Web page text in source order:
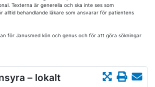
Texterna är generella och ska inte ses som
alltid behandlande läkare som ansvarar för patientens
för Janusmed kön och genus och för att göra sökningar
– lokalt